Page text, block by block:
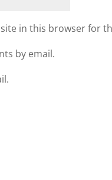
in this browser for
by email.